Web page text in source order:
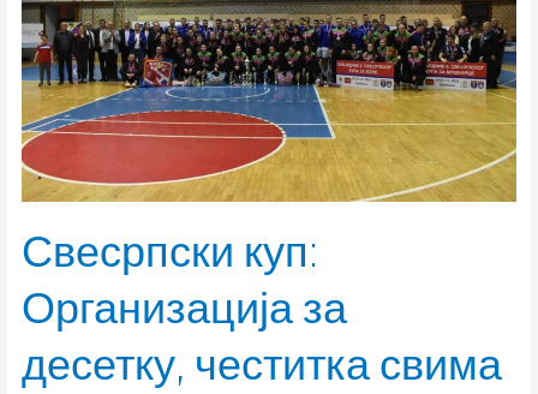
Свесрпски куп:
Организација за
десетку, честитка свима
свима